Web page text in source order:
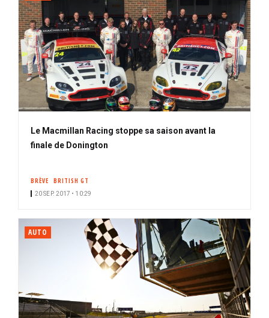
Le Macmillan Racing stoppe sa saison avant la
finale de Donington
BRÈVE BRITISH GT
20 SEP. 2017 • 10:29
AUTO